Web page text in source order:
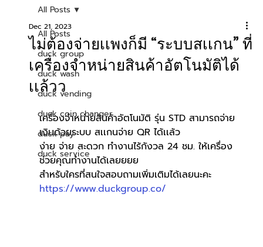
All Posts
duck group
duck wash
duck vending
duck coin changer
duck pay
duck service
All Posts
ไม่ต้องจ่ายเเพงก็มี “ระบบสเเกน” ที่
เครื่องจำหน่ายสินค้าอัตโนมัติได้
เเล้วว
Dec 21, 2023
เครื่องจำหน่ายสินค้าอัตโนมัติ รุ่น STD สามารถจ่าย
เงินด้วยระบบ สเเกนจ่าย QR ได้เเล้ว
ง่าย จ่าย สะดวก ทำงานไร้กังวล 24 ชม. ให้เครื่อง
ช่วยคุณทำงานได้เลยยยย
สำหรับใครที่สนใจสอบถามเพิ่มเติมได้เลยนะคะ
https://www.duckgroup.co/